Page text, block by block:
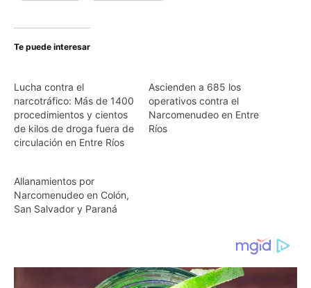
Te puede interesar
Lucha contra el
narcotráfico: Más de 1400
procedimientos y cientos
de kilos de droga fuera de
circulación en Entre Ríos
Ascienden a 685 los
operativos contra el
Narcomenudeo en Entre
Ríos
Allanamientos por
Narcomenudeo en Colón,
San Salvador y Paraná